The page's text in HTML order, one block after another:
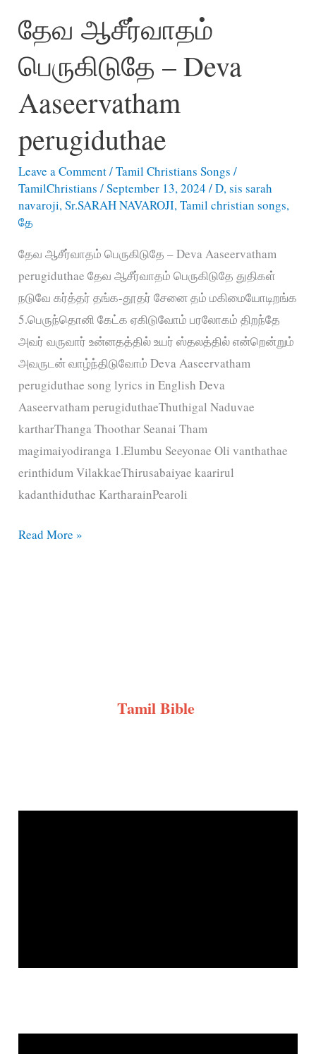
Nesamudan
song
lyrics
இயேசுவின்
ஓங்கிடவே
தேவ ஆசீர்வாதம்
பெருகிடுதே – Deva
Aaseervatham
perugiduthae
Leave a Comment/Tamil Christians Songs /
TamilChristians/September 13, 2024/D,sis sarah
navaroji,Sr.SARAH NAVAROJI,Tamil christian songs,
தே
தேவ ஆசீர்வாதம் பெருகிடுதே – Deva Aaseervatham
perugiduthae தேவ ஆசீர்வாதம் பெருகிடுதே துதிகள்
நடுவே கர்த்தர் தங்க-தூதர் சேனை தம் மகிமையோடிறங்க
5.பெருந்தொனி கேட்க ஏகிடுவோம் பரலோகம் திறந்தே
அவர் வருவார் உன்னதத்தில் உயர் ஸ்தலத்தில் என்றென்றும்
அவருடன் வாழ்ந்திடுவோம் Deva Aaseervatham
perugiduthae song lyrics in English Deva
Aaseervatham perugiduthaeThuthigal Naduvae
kartharThanga Thoothar Seanai Tham
magimaiyodiranga 1.Elumbu Seeyonae Oli vanthathae
erinthidum VilakkaeThirusabaiyae kaarirul
kadanthiduthae KartharainPearoli
தேவ
Read More »
Tamil Bible